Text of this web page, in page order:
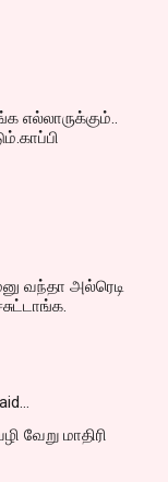
வந்தா அல்ரெடி
மாதிரி